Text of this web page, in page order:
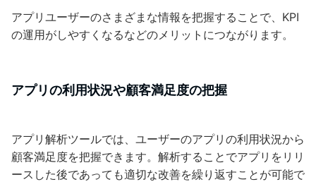
アプリユーザーのさまざまな情報を把握することで、KPI
の運用がしやすくなるなどのメリットにつながります。
アプリの利用状況や顧客満足度の把握
アプリ解析ツールでは、ユーザーのアプリの利用状況から
顧客満足度を把握できます。解析することでアプリをリリ
ースした後であっても適切な改善を繰り返すことが可能で